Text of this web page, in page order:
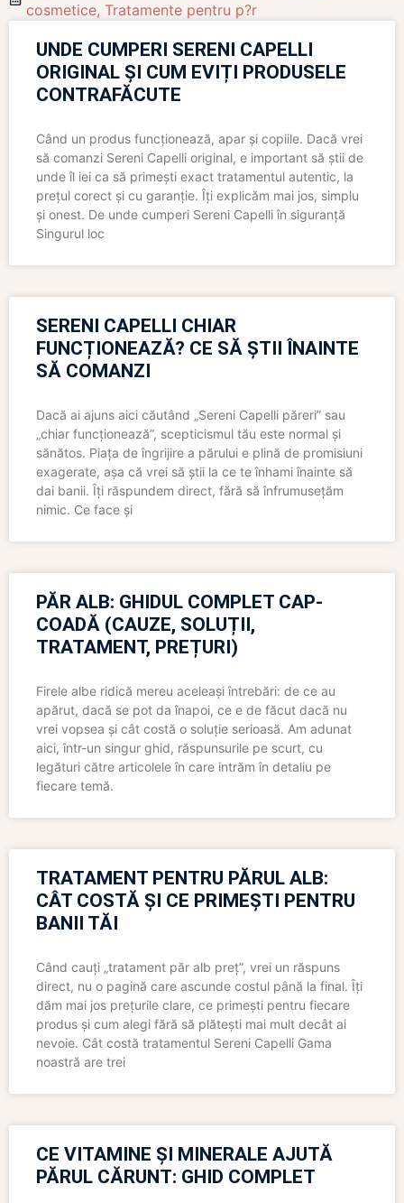
cosmetice, Tratamente pentru p?r
UNDE CUMPERI SERENI CAPELLI
ORIGINAL ȘI CUM EVIȚI PRODUSELE
CONTRAFĂCUTE
Când un produs funcționează, apar și copiile. Dacă vrei
să comanzi Sereni Capelli original, e important să știi de
unde îl iei ca să primești exact tratamentul autentic, la
prețul corect și cu garanție. Îți explicăm mai jos, simplu
și onest. De unde cumperi Sereni Capelli în siguranță
Singurul loc
SERENI CAPELLI CHIAR
FUNCȚIONEAZĂ? CE SĂ ȘTII ÎNAINTE
SĂ COMANZI
Dacă ai ajuns aici căutând „Sereni Capelli păreri” sau
„chiar funcționează”, scepticismul tău este normal și
sănătos. Piața de îngrijire a părului e plină de promisiuni
exagerate, așa că vrei să știi la ce te înhami înainte să
dai banii. Îți răspundem direct, fără să înfrumusețăm
nimic. Ce face și
PĂR ALB: GHIDUL COMPLET CAP-
COADĂ (CAUZE, SOLUȚII,
TRATAMENT, PREȚURI)
Firele albe ridică mereu aceleași întrebări: de ce au
apărut, dacă se pot da înapoi, ce e de făcut dacă nu
vrei vopsea și cât costă o soluție serioasă. Am adunat
aici, într-un singur ghid, răspunsurile pe scurt, cu
legături către articolele în care intrăm în detaliu pe
fiecare temă.
TRATAMENT PENTRU PĂRUL ALB:
CÂT COSTĂ ȘI CE PRIMEȘTI PENTRU
BANII TĂI
Când cauți „tratament păr alb preț”, vrei un răspuns
direct, nu o pagină care ascunde costul până la final. Îți
dăm mai jos prețurile clare, ce primești pentru fiecare
produs și cum alegi fără să plătești mai mult decât ai
nevoie. Cât costă tratamentul Sereni Capelli Gama
noastră are trei
CE VITAMINE ȘI MINERALE AJUTĂ
PĂRUL CĂRUNT: GHID COMPLET